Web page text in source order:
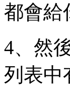
都會給
4、然
列表中